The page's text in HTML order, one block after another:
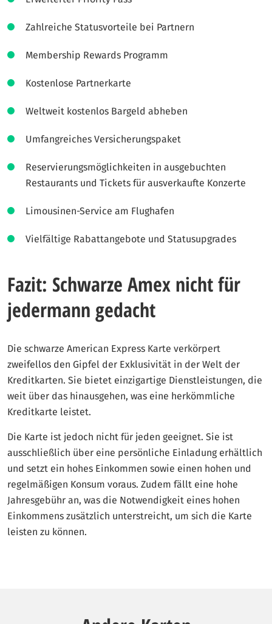
Zahlreiche Statusvorteile bei Partnern
Membership Rewards Programm
Kostenlose Partnerkarte
Weltweit kostenlos Bargeld abheben
Umfangreiches Versicherungspaket
Reservierungsmöglichkeiten in ausgebuchten
Restaurants und Tickets für ausverkaufte Konzerte
Limousinen-Service am Flughafen
Vielfältige Rabattangebote und Statusupgrades
Fazit: Schwarze Amex nicht für
jedermann gedacht
Die schwarze American Express Karte verkörpert
zweifellos den Gipfel der Exklusivität in der Welt der
Kreditkarten. Sie bietet einzigartige Dienstleistungen, die
weit über das hinausgehen, was eine herkömmliche
Kreditkarte leistet.
Die Karte ist jedoch nicht für jeden geeignet. Sie ist
ausschließlich über eine persönliche Einladung erhältlich
und setzt ein hohes Einkommen sowie einen hohen und
regelmäßigen Konsum voraus. Zudem fällt eine hohe
Jahresgebühr an, was die Notwendigkeit eines hohen
Einkommens zusätzlich unterstreicht, um sich die Karte
leisten zu können.